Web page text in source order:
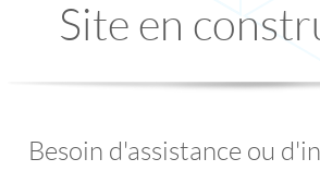
Site en
Besoin d'assistance ou